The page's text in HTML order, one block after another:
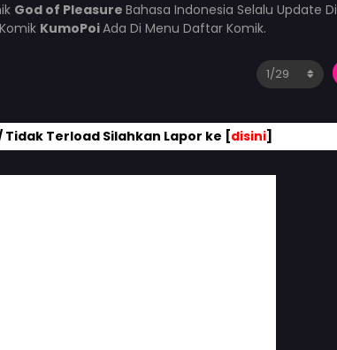
God of Pleasure Bahasa Indonesia Selalu Update Di
KumoPoiAda Di Menu Daftar Komik.
Terload Silahkan Lapor ke [disini]